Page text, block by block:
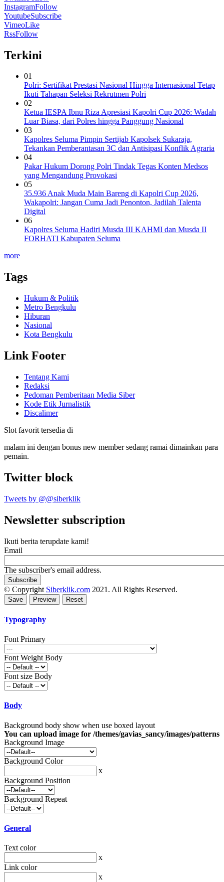
InstagramFollow
YoutubeSubscribe
VimeoLike
RssFollow
Terkini
01
Polri: Sertifikat Prestasi Nasional Hingga Internasional Tetap
Ikuti Tahapan Seleksi Rekrutmen Polri
02
Ketua IESPA Ibnu Riza Apresiasi Kapolri Cup 2026: Wadah
Luar Biasa, dari Polres hingga Panggung Nasional
03
Kapolres Seluma Pimpin Sertijab Kapolsek Sukaraja,
Tekankan Pemberantasan 3C dan Antisipasi Konflik Agraria
04
Pakar Hukum Dorong Polri Tindak Tegas Konten Medsos
yang Mengandung Provokasi
05
35.936 Anak Muda Main Bareng di Kapolri Cup 2026,
Wakapolri: Jangan Cuma Jadi Penonton, Jadilah Talenta
Digital
06
Kapolres Seluma Hadiri Musda III KAHMI dan Musda II
FORHATI Kabupaten Seluma
more
Tags
Hukum & Politik
Metro Bengkulu
Hiburan
Nasional
Kota Bengkulu
Link Footer
Tentang Kami
Redaksi
Pedoman Pemberitaan Media Siber
Kode Etik Jurnalistik
Discalimer
Slot favorit tersedia di
malam ini dengan bonus new member sedang ramai dimainkan para
pemain.
Twitter block
Tweets by @@siberklik
Newsletter subscription
Ikuti berita terupdate kami!
Email
The subscriber's email address.
© Copyright Siberklik.com 2021. All Rights Reserved.
Typography
Font Primary
Font Weight Body
Font size Body
Body
Background body show when use boxed layout
You can upload image for /themes/gavias_sancy/images/patterns
Background Image
Background Color
x
Background Position
Background Repeat
General
Text color
x
Link color
x